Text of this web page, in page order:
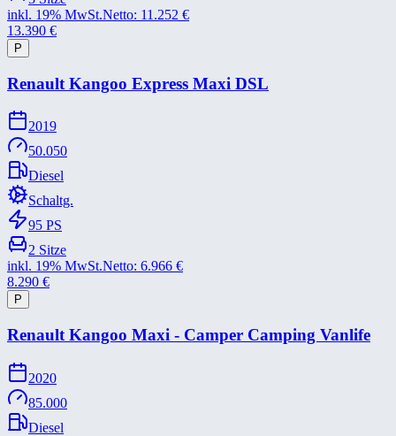
inkl. 19% MwSt.Netto: 11.252 €
13.390 €
P
Renault Kangoo Express Maxi DSL
2019
50.050
Diesel
Schaltg.
95 PS
2 Sitze
inkl. 19% MwSt.Netto: 6.966 €
8.290 €
P
Renault Kangoo Maxi -​ Camper Camping Vanlife
2020
85.000
Diesel